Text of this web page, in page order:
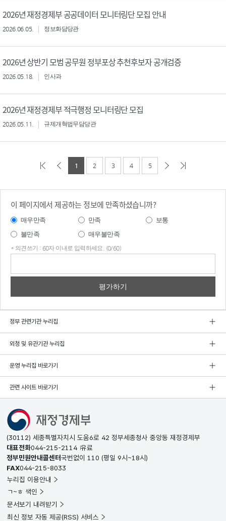
2026년 재정경제부 공공데이터 모니터링단 모집 안내
2026.06.05. 정보화담당관
2026년 상반기 모범 공무원 정부포상 추천후보자 공개검증
2026.05.18. 인사과
2026년 재정경제부 적극행정 모니터링단 모집
2026.05.11. 규제개혁법무담당관
1 2 3 4 5
이 페이지에서 제공하는 정보에 만족하셨습니까?
매우만족 만족
보통
불만족
매우불만족
* 의견쓰기 : 60자 이내로 입력하세요. (0/60)
정부 관련기관 누리집
외청 및 유관기관 누리집
운영 누리집 바로가기
관련 사이트 바로가기
(30112) 세종특별자치시 도움6로 42 정부세종청사 중앙동 재정경제부
대표전화044-215-2114 유료
정부민원안내콜센터국번없이 110 (평일 9시~18시)
FAX044-215-8033
누리집 이용안내
ㄱ~ㅎ 색인
문서보기 내려받기
최신 정보 자동 제공(RSS) 서비스